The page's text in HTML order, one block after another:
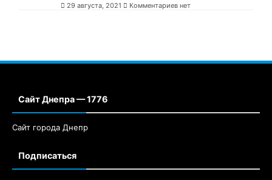
29 августа, 2021 Комментариев нет
Сайт Днепра — 1776
Сайт города Днепр
Подписаться